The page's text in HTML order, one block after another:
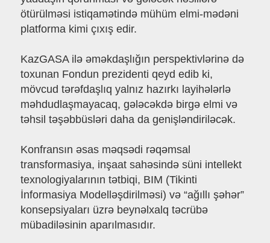
ötürülməsi istiqamətində mühüm elmi-mədəni
platforma kimi çıxış edir.
KazGASA ilə əməkdaşlığın perspektivlərinə də
toxunan Fondun prezidenti qeyd edib ki,
mövcud tərəfdaşlıq yalnız hazırkı layihələrlə
məhdudlaşmayacaq, gələcəkdə birgə elmi və
təhsil təşəbbüsləri daha da genişləndiriləcək.
Konfransın əsas məqsədi rəqəmsal
transformasiya, inşaat sahəsində süni intellekt
texnologiyalarının tətbiqi, BIM (Tikinti
İnformasiya Modelləşdirilməsi) və “ağıllı şəhər”
konsepsiyaları üzrə beynəlxalq təcrübə
mübadiləsinin aparılmasıdır.